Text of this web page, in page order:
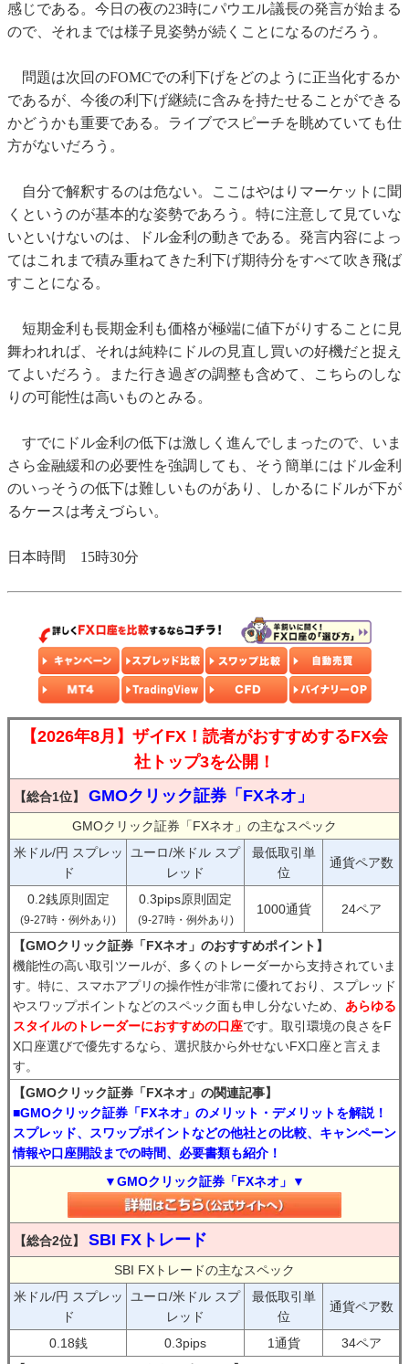
感じである。今日の夜の23時にパウエル議長の発言が始まる
ので、それまでは様子見姿勢が続くことになるのだろう。
問題は次回のFOMCでの利下げをどのように正当化するか
であるが、今後の利下げ継続に含みを持たせることができる
かどうかも重要である。ライブでスピーチを眺めていても仕
方がないだろう。
自分で解釈するのは危ない。ここはやはりマーケットに聞
くというのが基本的な姿勢であろう。特に注意して見ていな
いといけないのは、ドル金利の動きである。発言内容によっ
てはこれまで積み重ねてきた利下げ期待分をすべて吹き飛ば
すことになる。
短期金利も長期金利も価格が極端に値下がりすることに見
舞われれば、それは純粋にドルの見直し買いの好機だと捉え
てよいだろう。また行き過ぎの調整も含めて、こちらのしな
りの可能性は高いものとみる。
すでにドル金利の低下は激しく進んでしまったので、いま
さら金融緩和の必要性を強調しても、そう簡単にはドル金利
のいっそうの低下は難しいものがあり、しかるにドルが下が
るケースは考えづらい。
日本時間 15時30分
【2026年8月】ザイFX！読者がおすすめするFX会
社トップ3を公開！
【総合1位】 GMOクリック証券「FXネオ」
GMOクリック証券「FXネオ」の主なスペック
米ドル/円 スプレッ
ド
ユーロ/米ドル スプ
レッド
最低取引単
位
通貨ペア数
0.2銭原則固定
(9-27時・例外あり)
0.3pips原則固定
(9-27時・例外あり)
1000通貨 24ペア
【GMOクリック証券「FXネオ」のおすすめポイント】
機能性の高い取引ツールが、多くのトレーダーから支持されていま
す。特に、スマホアプリの操作性が非常に優れており、スプレッド
やスワップポイントなどのスペック面も申し分ないため、 あらゆる
スタイルのトレーダーにおすすめの口座です。取引環境の良さをF
X口座選びで優先するなら、選択肢から外せないFX口座と言えま
す。
【GMOクリック証券「FXネオ」の関連記事】
■GMOクリック証券「FXネオ」のメリット・デメリットを解説！
スプレッド、スワップポイントなどの他社との比較、キャンペーン
情報や口座開設までの時間、必要書類も紹介！
▼GMOクリック証券「FXネオ」▼
【総合2位】 SBI FXトレード
SBI FXトレードの主なスペック
米ドル/円 スプレッ
ド
ユーロ/米ドル スプ
レッド
最低取引単
位
通貨ペア数
0.18銭 0.3pips 1通貨
34ペア